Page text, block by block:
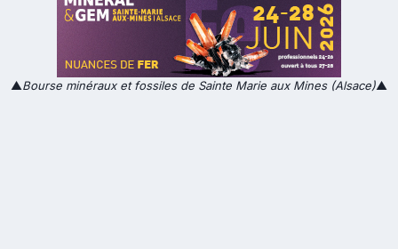
▲Bourse minéraux et fossiles de Sainte Marie aux Mines (Alsace)▲